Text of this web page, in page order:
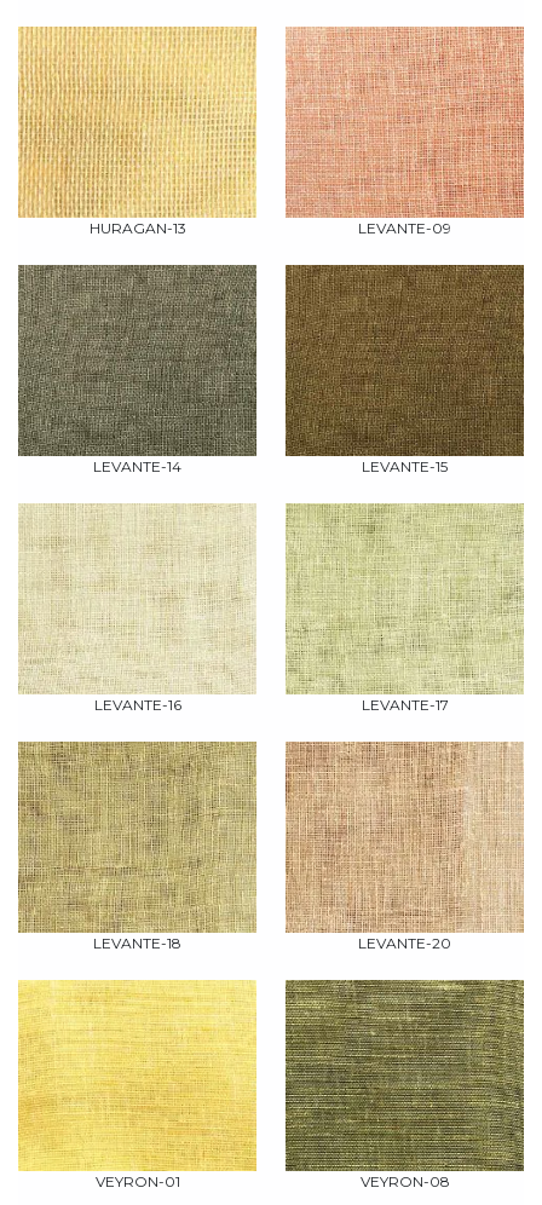
HURAGAN-13 LEVANTE-09
LEVANTE-14 LEVANTE-15
LEVANTE-16 LEVANTE-17
LEVANTE-18 LEVANTE-20
VEYRON-01 VEYRON-08